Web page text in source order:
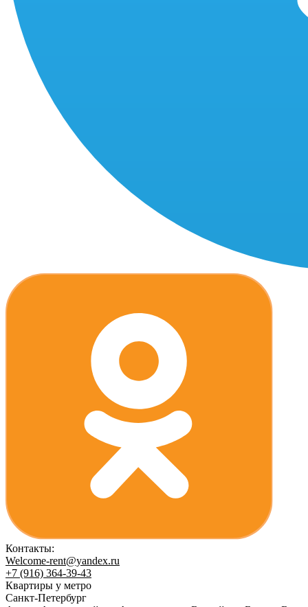
Контакты:
Welcome-rent@yandex.ru
+7 (916) 364-39-43
Квартиры у метро
Санкт-Петербург